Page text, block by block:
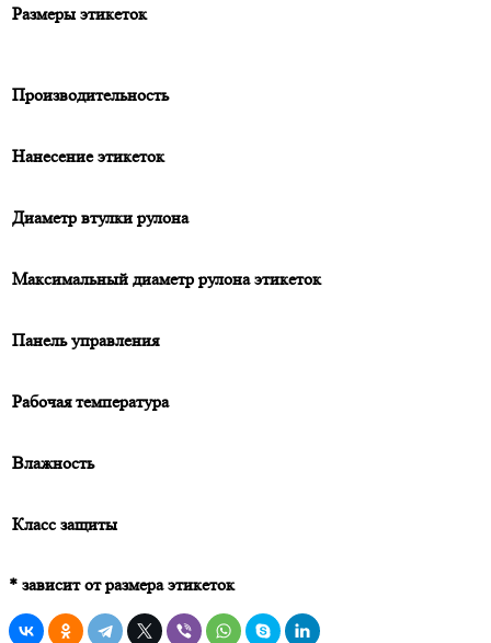
Размеры этикеток
Производительность
Нанесение этикеток
Диаметр втулки рулона
Максимальный диаметр рулона этикеток
Панель управления
Рабочая температура
Влажность
Класс защиты
* зависит от размера этикеток